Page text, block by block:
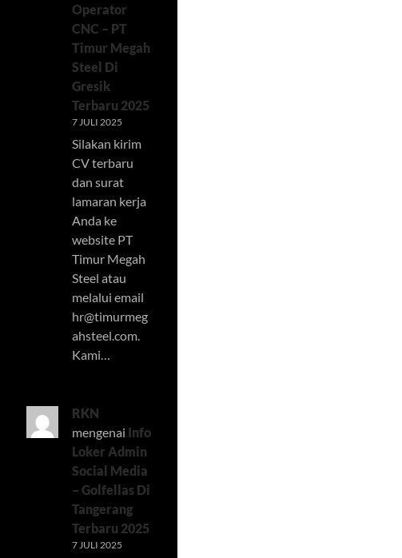
Operator
CNC – PT
Timur Megah
Steel Di
Gresik
Terbaru 2025
7 JULI 2025
Silakan kirim
CV terbaru
dan surat
lamaran kerja
Anda ke
website PT
Timur Megah
Steel atau
melalui email
hr@timurmeg
ahsteel.com
Kami…
RKN
mengenai Info
Loker Admin
Social Media
– Golfellas Di
Tangerang
Terbaru 2025
7 JULI 2025